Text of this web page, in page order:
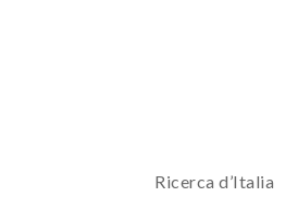
Ricerca d’Italia